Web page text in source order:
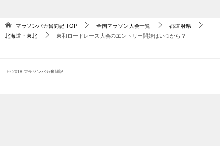
マラソンバカ奮闘記 TOP 全国マラソン大会一覧
都道府県
北海道・東北
東和ロードレース大会のエントリー開始はいつから？
© 2018 マラソンバカ奮闘記